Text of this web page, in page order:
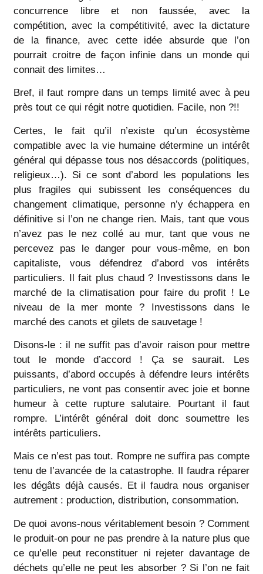
concurrence libre et non faussée, avec la
compétition, avec la compétitivité, avec la dictature
de la finance, avec cette idée absurde que l’on
pourrait croitre de façon infinie dans un monde qui
connait des limites…
Bref, il faut rompre dans un temps limité avec à peu
près tout ce qui régit notre quotidien. Facile, non ?!!
Certes, le fait qu’il n’existe qu’un écosystème
compatible avec la vie humaine détermine un intérêt
général qui dépasse tous nos désaccords (politiques,
religieux…). Si ce sont d’abord les populations les
plus fragiles qui subissent les conséquences du
changement climatique, personne n’y échappera en
définitive si l’on ne change rien. Mais, tant que vous
n’avez pas le nez collé au mur, tant que vous ne
percevez pas le danger pour vous-même, en bon
capitaliste, vous défendrez d’abord vos intérêts
particuliers. Il fait plus chaud ? Investissons dans le
marché de la climatisation pour faire du profit ! Le
niveau de la mer monte ? Investissons dans le
marché des canots et gilets de sauvetage !
Disons-le : il ne suffit pas d’avoir raison pour mettre
tout le monde d’accord ! Ça se saurait. Les
puissants, d’abord occupés à défendre leurs intérêts
particuliers, ne vont pas consentir avec joie et bonne
humeur à cette rupture salutaire. Pourtant il faut
rompre. L’intérêt général doit donc soumettre les
intérêts particuliers.
Mais ce n’est pas tout. Rompre ne suffira pas compte
tenu de l’avancée de la catastrophe. Il faudra réparer
les dégâts déjà causés. Et il faudra nous organiser
autrement : production, distribution, consommation.
De quoi avons-nous véritablement besoin ? Comment
le produit-on pour ne pas prendre à la nature plus que
ce qu’elle peut reconstituer ni rejeter davantage de
déchets qu’elle ne peut les absorber ? Si l’on ne fait